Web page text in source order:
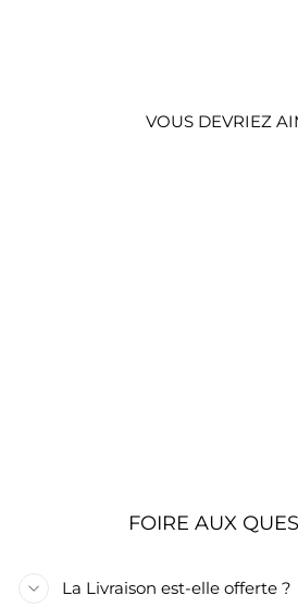
VOUS DEVRIEZ
FOIRE AUX
La Livraison est-elle offerte ?